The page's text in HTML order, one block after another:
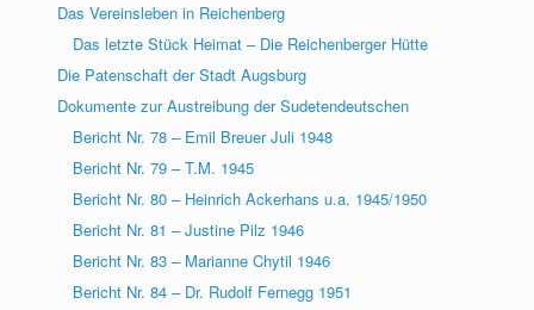
Das Vereinsleben in Reichenberg
Das letzte Stück Heimat – Die Reichenberger Hütte
Die Patenschaft der Stadt Augsburg
Dokumente zur Austreibung der Sudetendeutschen
Bericht Nr. 78 – Emil Breuer Juli 1948
Bericht Nr. 79 – T.M. 1945
Bericht Nr. 80 – Heinrich Ackerhans u.a. 1945/1950
Bericht Nr. 81 – Justine Pilz 1946
Bericht Nr. 83 – Marianne Chytil 1946
Bericht Nr. 84 – Dr. Rudolf Fernegg 1951